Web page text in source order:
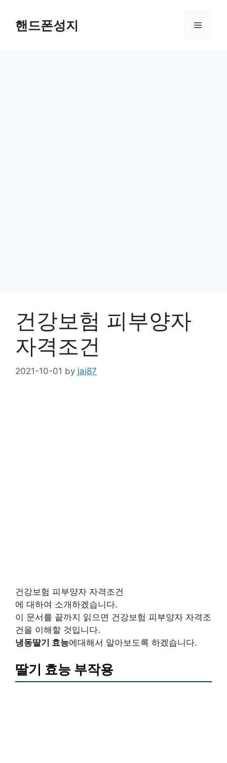
content핸드폰성지 Menu
건강보험 피부양자
자격조건
2021-10-01 by jai87
건강보험 피부양자 자격조건
에 대하여 소개하겠습니다.
이 문서를 끝까지 읽으면 건강보험 피부양자 자격조
건을 이해할 것입니다.
냉동딸기 효능에대해서 알아보도록 하겠습니다.
딸기 효능 부작용